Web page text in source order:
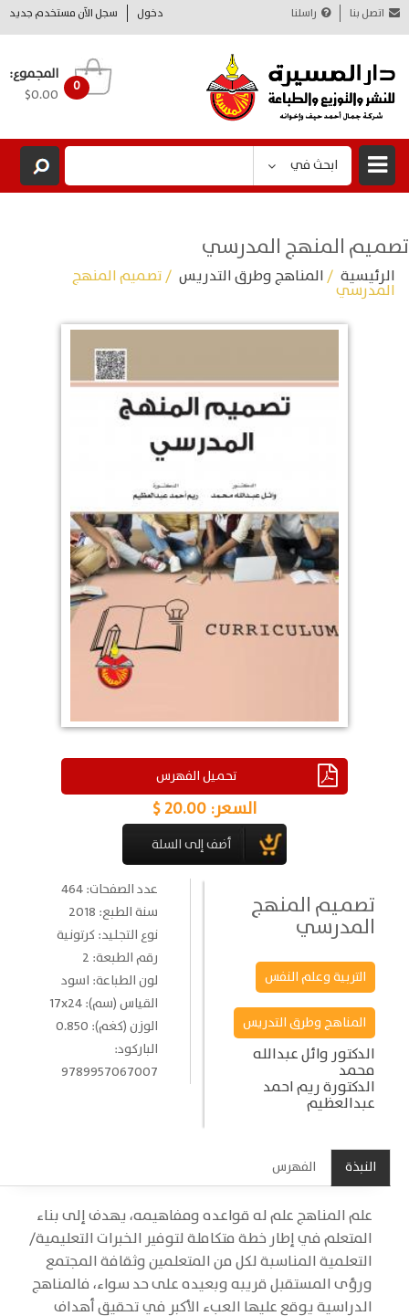
دخول سجل الآن مستخدم جديد اتصل بنا راسلنا
0
المجموع:
$0.00
ابحث في
تصميم المنهج المدرسي
الرئيسية /المناهج وطرق التدريس / تصميم المنهج
المدرسي
تحميل الفهرس
السعر: 20.00 $
تصميم المنهج
المدرسي
التربية وعلم النفس
المناهج وطرق التدريس
الدكتور وائل عبدالله
محمد
الدكتورة ريم احمد
عبدالعظيم
عدد الصفحات: 464
سنة الطبع: 2018
نوع التجليد: كرتونية
رقم الطبعة: 2
لون الطباعة: اسود
القياس (سم): 17x24
الوزن (كغم): 0.850
الباركود:
9789957067007
النبذة الفهرس
علم المناهج علم له قواعده ومفاهيمه، يهدف إلى بناء
المتعلم في إطار خطة متكاملة لتوفير الخبرات التعليمية/
التعلمية المناسبة لكل من المتعلمين وثقافة المجتمع
ورؤى المستقبل قريبه وبعيده على حد سواء، فالمناهج
الدراسية يوقع عليها العبء الأكبر في تحقيق أهداف